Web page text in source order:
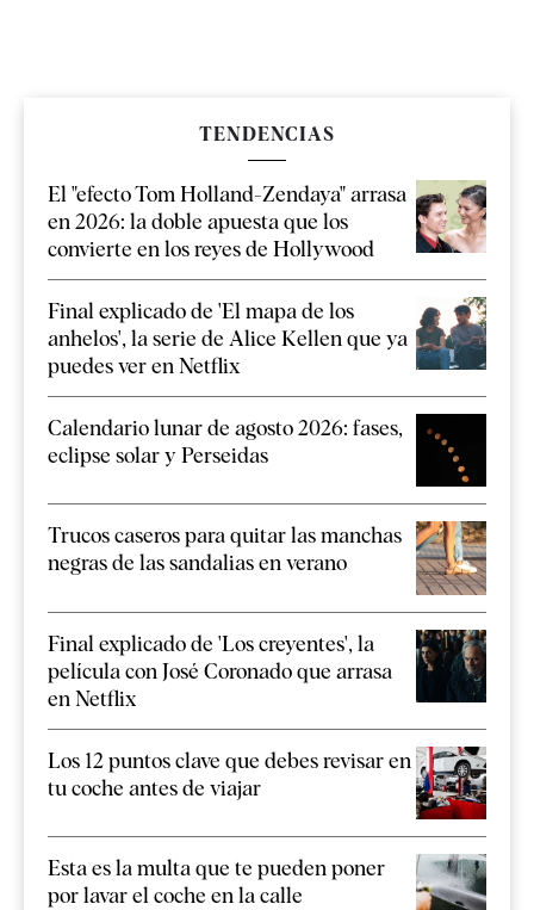
TENDENCIAS
El "efecto Tom Holland-Zendaya" arrasa
en 2026: la doble apuesta que los
convierte en los reyes de Hollywood
Final explicado de 'El mapa de los
anhelos', la serie de Alice Kellen que ya
puedes ver en Netflix
Calendario lunar de agosto 2026: fases,
eclipse solar y Perseidas
Trucos caseros para quitar las manchas
negras de las sandalias en verano
Final explicado de 'Los creyentes', la
película con José Coronado que arrasa
en Netflix
Los 12 puntos clave que debes revisar en
tu coche antes de viajar
Esta es la multa que te pueden poner
por lavar el coche en la calle